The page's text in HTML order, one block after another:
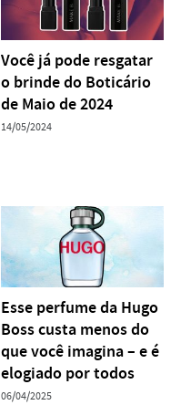
Você já pode resgatar
o brinde do Boticário
de Maio de 2024
14/05/2024
Esse perfume da Hugo
Boss custa menos do
que você imagina – e é
elogiado por todos
06/04/2025